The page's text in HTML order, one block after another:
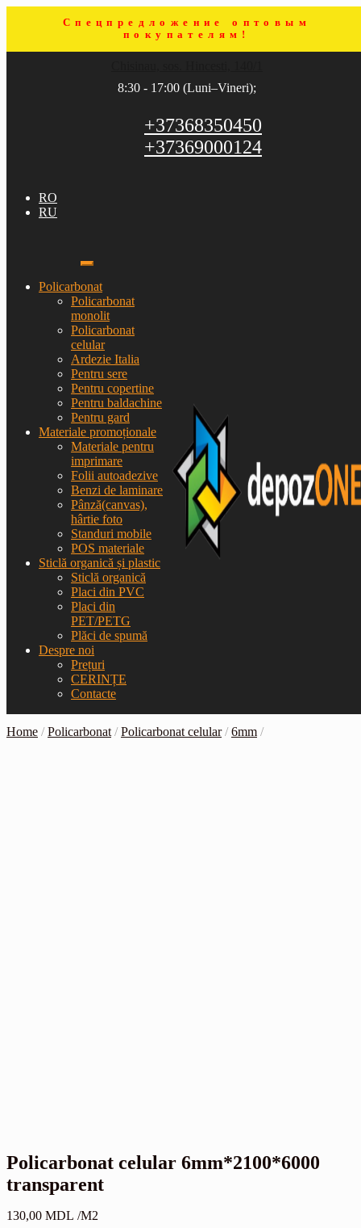
Спецпредложение оптовым
покупателям!
8:30 - 17:00 (Luni–Vineri);
+37368350450
+37369000124
RO
RU
Policarbonat
Policarbonat
monolit
Policarbonat
celular
Ardezie Italia
Pentru sere
Pentru copertine
Pentru baldachine
Pentru gard
Materiale promoționale
Materiale pentru
imprimare
Folii autoadezive
Benzi de laminare
Pânză(canvas),
hârtie foto
Standuri mobile
POS materiale
Sticlă organică și plastic
Sticlă organică
Placi din PVC
Placi din
PET/PETG
Plăci de spumă
Despre noi
Prețuri
CERINȚE
Contacte
Home /Policarbonat /Policarbonat celular/6mm /
Policarbonat celular 6mm*2100*6000
transparent
130,00 MDL /M2